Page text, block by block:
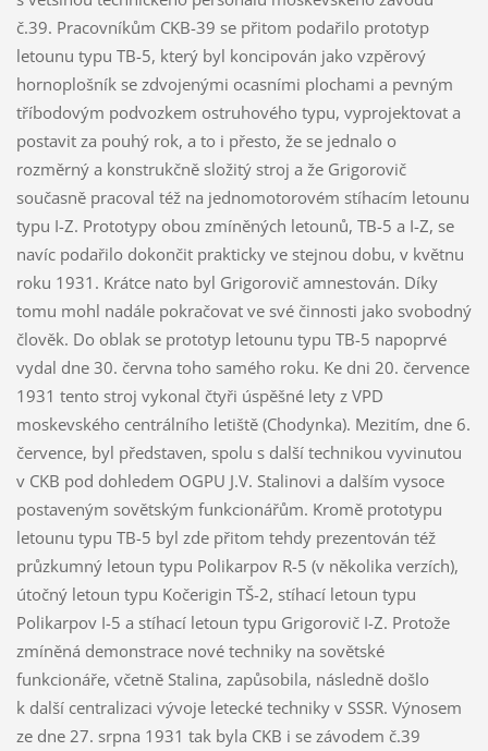
č.39. Pracovníkům CKB-39 se přitom podařilo prototyp
letounu typu TB-5, který byl koncipován jako vzpěrový
hornoplošník se zdvojenými ocasními plochami a pevným
tříbodovým podvozkem ostruhového typu, vyprojektovat a
postavit za pouhý rok, a to i přesto, že se jednalo o
rozměrný a konstrukčně složitý stroj a že Grigorovič
současně pracoval též na jednomotorovém stíhacím letounu
typu I-Z. Prototypy obou zmíněných letounů, TB-5 a I-Z, se
navíc podařilo dokončit prakticky ve stejnou dobu, v květnu
roku 1931. Krátce nato byl Grigorovič amnestován. Díky
tomu mohl nadále pokračovat ve své činnosti jako svobodný
člověk. Do oblak se prototyp letounu typu TB-5 napoprvé
vydal dne 30. června toho samého roku. Ke dni 20. července
1931 tento stroj vykonal čtyři úspěšné lety z VPD
moskevského centrálního letiště (Chodynka). Mezitím, dne 6.
července, byl představen, spolu s další technikou vyvinutou
v CKB pod dohledem OGPU J.V. Stalinovi a dalším vysoce
postaveným sovětským funkcionářům. Kromě prototypu
letounu typu TB-5 byl zde přitom tehdy prezentován též
průzkumný letoun typu Polikarpov R-5 (v několika verzích),
útočný letoun typu Kočerigin TŠ-2, stíhací letoun typu
Polikarpov I-5 a stíhací letoun typu Grigorovič I-Z. Protože
zmíněná demonstrace nové techniky na sovětské
funkcionáře, včetně Stalina, zapůsobila, následně došlo
k další centralizaci vývoje letecké techniky v SSSR. Výnosem
ze dne 27. srpna 1931 tak byla CKB i se závodem č.39